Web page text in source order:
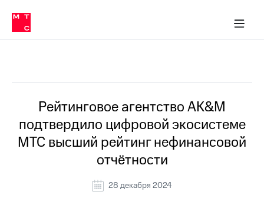
Медиа-центр
и акционерам
Устойчивое развитие
Комплаенс и деловая этика
компании
Карьера
История
компании
Руководство
информация
в МТС
Пресс-
релизы
МТС
о технологиях
Рейтинговое агентство AK&M
подтвердило цифровой экосистеме
МТС высший рейтинг нефинансовой
отчётности
28 декабря 2024